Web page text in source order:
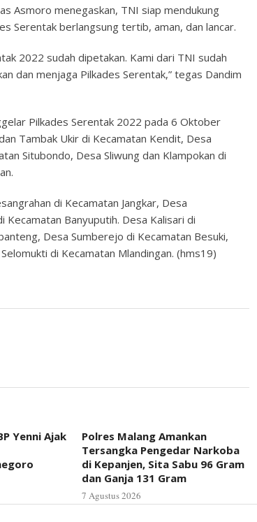
Asmoro menegaskan, TNI siap mendukung
Serentak berlangsung tertib, aman, dan lancar.
2022 sudah dipetakan. Kami dari TNI sudah
dan menjaga Pilkades Serentak,” tegas Dandim
Pilkades Serentak 2022 pada 6 Oktober
Tambak Ukir di Kecamatan Kendit, Desa
Situbondo, Desa Sliwung dan Klampokan di
di Kecamatan Jangkar, Desa
Banyuputih. Desa Kalisari di
Desa Sumberejo di Kecamatan Besuki,
di Kecamatan Mlandingan. (hms19)
Yenni Ajak
Polres Malang Amankan
Tersangka Pengedar Narkoba
di Kepanjen, Sita Sabu 96 Gram
dan Ganja 131 Gram
7 Agustus 2026